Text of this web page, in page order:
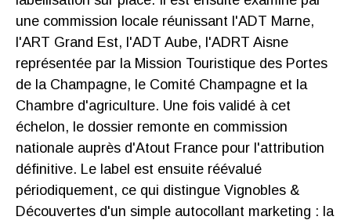
une commission locale réunissant l'ADT Marne,
l'ART Grand Est, l'ADT Aube, l'ADRT Aisne
représentée par la Mission Touristique des Portes
de la Champagne, le Comité Champagne et la
Chambre d'agriculture. Une fois validé à cet
échelon, le dossier remonte en commission
nationale auprès d'Atout France pour l'attribution
définitive. Le label est ensuite réévalué
périodiquement, ce qui distingue Vignobles &
Découvertes d'un simple autocollant marketing : la